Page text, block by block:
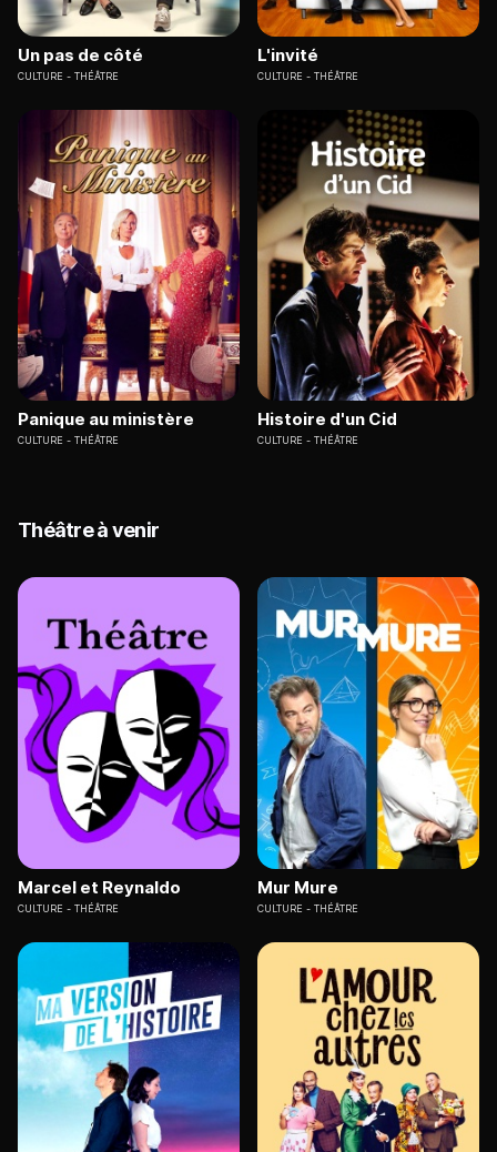
Un pas de côté
CULTURE THÉÂTRE
L'invité
CULTURE THÉÂTRE
Panique au ministère
CULTURE THÉÂTRE
Histoire d'un Cid
CULTURE THÉÂTRE
Théâtre à venir
Marcel et Reynaldo
CULTURE THÉÂTRE
Mur Mure
CULTURE THÉÂTRE